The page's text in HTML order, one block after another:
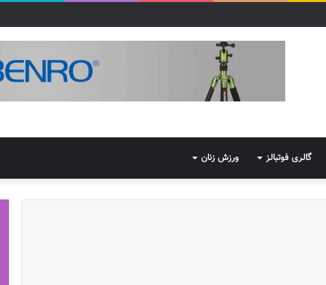
گالری فوتبالز ورزش زنان